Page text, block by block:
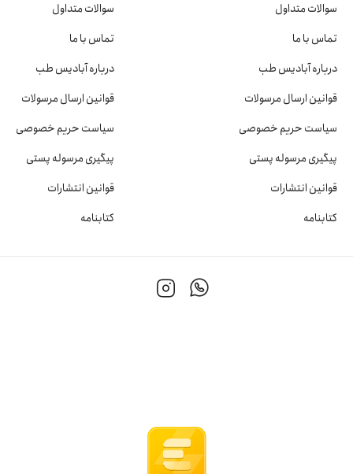
سوالات متداول
تماس با ما
درباره آبادیس طب
قوانین ارسال مرسولات
سیاست حریم خصوصی
پیگیری مرسوله پستی
قوانین انتشارات
کتابنامه
سوالات متداول
تماس با ما
درباره آبادیس طب
قوانین ارسال مرسولات
سیاست حریم خصوصی
پیگیری مرسوله پستی
قوانین انتشارات
کتابنامه